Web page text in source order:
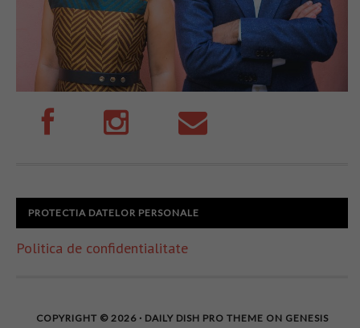
PROTECTIA DATELOR PERSONALE
Politica de confidentialitate
COPYRIGHT © 2026 · DAILY DISH PRO THEME ON GENESIS